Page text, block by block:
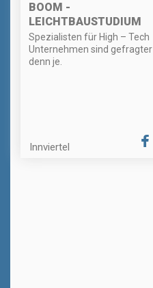
BOOM -
LEICHTBAUSTUDIUM
Spezialisten für High – Tech
Unternehmen sind gefragter
denn je.
Innviertel